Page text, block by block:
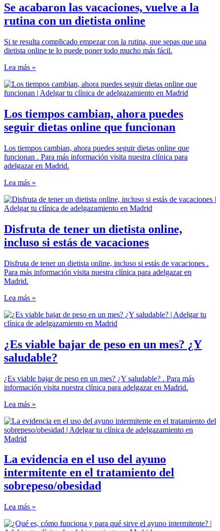
Se acabaron las vacaciones, vuelve a la
rutina con un dietista online
Si te resulta complicado empezar con la rutina, que sepas que una
dietista online te lo puede poner todo mucho más fácil.
Lea más »
Los tiempos cambian, ahora puedes
seguir dietas online que funcionan
Los tiempos cambian, ahora puedes seguir dietas online que
funcionan . Para más información visita nuestra clínica para
adelgazar en Madrid.
Lea más »
Disfruta de tener un dietista online,
incluso si estás de vacaciones
Disfruta de tener un dietista online, incluso si estás de vacaciones .
Para más información visita nuestra clínica para adelgazar en
Madrid.
Lea más »
¿Es viable bajar de peso en un mes? ¿Y
saludable?
¿Es viable bajar de peso en un mes? ¿Y saludable? . Para más
información visita nuestra clínica para adelgazar en Madrid.
Lea más »
La evidencia en el uso del ayuno
intermitente en el tratamiento del
sobrepeso/obesidad
Lea más »